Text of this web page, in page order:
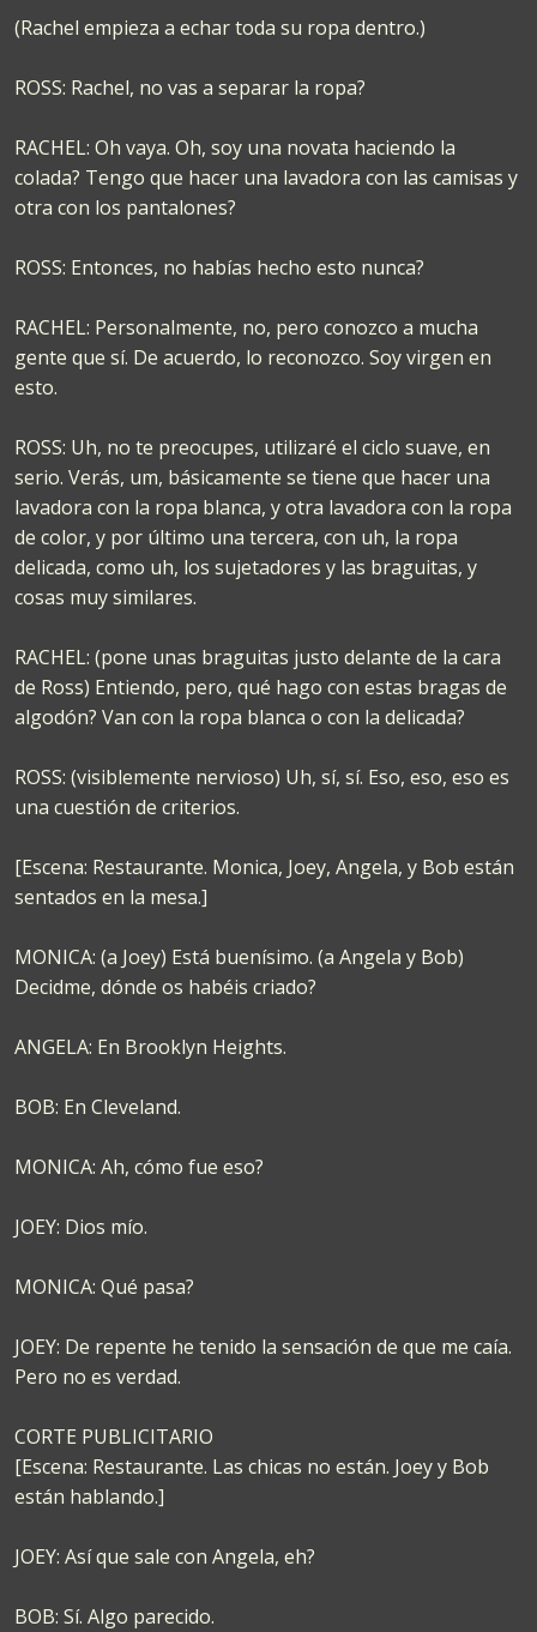
(Rachel empieza a echar toda su ropa dentro.)
ROSS: Rachel, no vas a separar la ropa?
RACHEL: Oh vaya. Oh, soy una novata haciendo la
colada? Tengo que hacer una lavadora con las camisas y
otra con los pantalones?
ROSS: Entonces, no habías hecho esto nunca?
RACHEL: Personalmente, no, pero conozco a mucha
gente que sí. De acuerdo, lo reconozco. Soy virgen en
esto.
ROSS: Uh, no te preocupes, utilizaré el ciclo suave, en
serio. Verás, um, básicamente se tiene que hacer una
lavadora con la ropa blanca, y otra lavadora con la ropa
de color, y por último una tercera, con uh, la ropa
delicada, como uh, los sujetadores y las braguitas, y
cosas muy similares.
RACHEL: (pone unas braguitas justo delante de la cara
de Ross) Entiendo, pero, qué hago con estas bragas de
algodón? Van con la ropa blanca o con la delicada?
ROSS: (visiblemente nervioso) Uh, sí, sí. Eso, eso, eso es
una cuestión de criterios.
[Escena: Restaurante. Monica, Joey, Angela, y Bob están
sentados en la mesa.]
MONICA: (a Joey) Está buenísimo. (a Angela y Bob)
Decidme, dónde os habéis criado?
ANGELA: En Brooklyn Heights.
BOB: En Cleveland.
MONICA: Ah, cómo fue eso?
JOEY: Dios mío.
MONICA: Qué pasa?
JOEY: De repente he tenido la sensación de que me caía.
Pero no es verdad.
CORTE PUBLICITARIO
[Escena: Restaurante. Las chicas no están. Joey y Bob
están hablando.]
JOEY: Así que sale con Angela, eh?
BOB: Sí. Algo parecido.